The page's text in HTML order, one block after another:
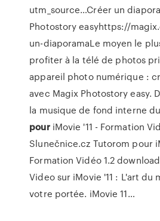
utm_source…Créer un
Photostory easyhttps://
un-diaporamaLe moyen le
profiter à la télé de photos
appareil photo numérique :
avec Magix Photostory easy.
la musique de fond interne
pouriMovie '11 - Formation
Slunečnice.cz Tutorom pour
Formation Vidéo 1.2
Video sur iMovie '11 : L'art du
votre portée. iMovie 11…